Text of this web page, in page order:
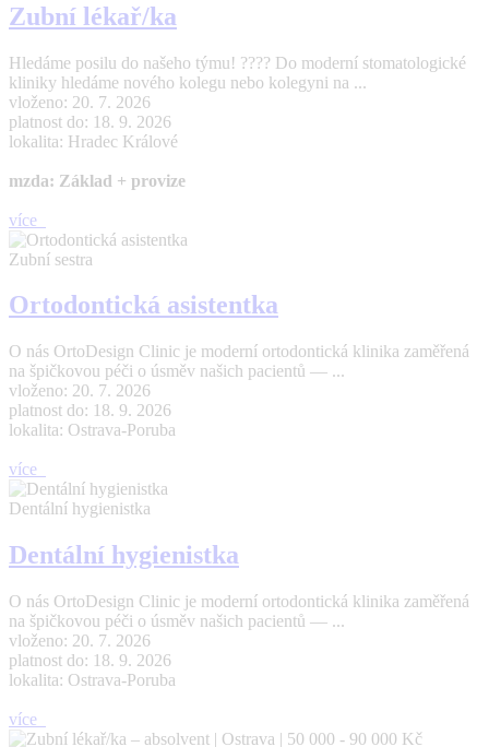
Zubní lékař/ka
Hledáme posilu do našeho týmu! ???? Do moderní stomatologické
kliniky hledáme nového kolegu nebo kolegyni na ...
vloženo: 20. 7. 2026
platnost do: 18. 9. 2026
lokalita: Hradec Králové
mzda: Základ + provize
více
Zubní sestra
Ortodontická asistentka
O nás OrtoDesign Clinic je moderní ortodontická klinika zaměřená
na špičkovou péči o úsměv našich pacientů — ...
vloženo: 20. 7. 2026
platnost do: 18. 9. 2026
lokalita: Ostrava-Poruba
více
Dentální hygienistka
Dentální hygienistka
O nás OrtoDesign Clinic je moderní ortodontická klinika zaměřená
na špičkovou péči o úsměv našich pacientů — ...
vloženo: 20. 7. 2026
platnost do: 18. 9. 2026
lokalita: Ostrava-Poruba
více